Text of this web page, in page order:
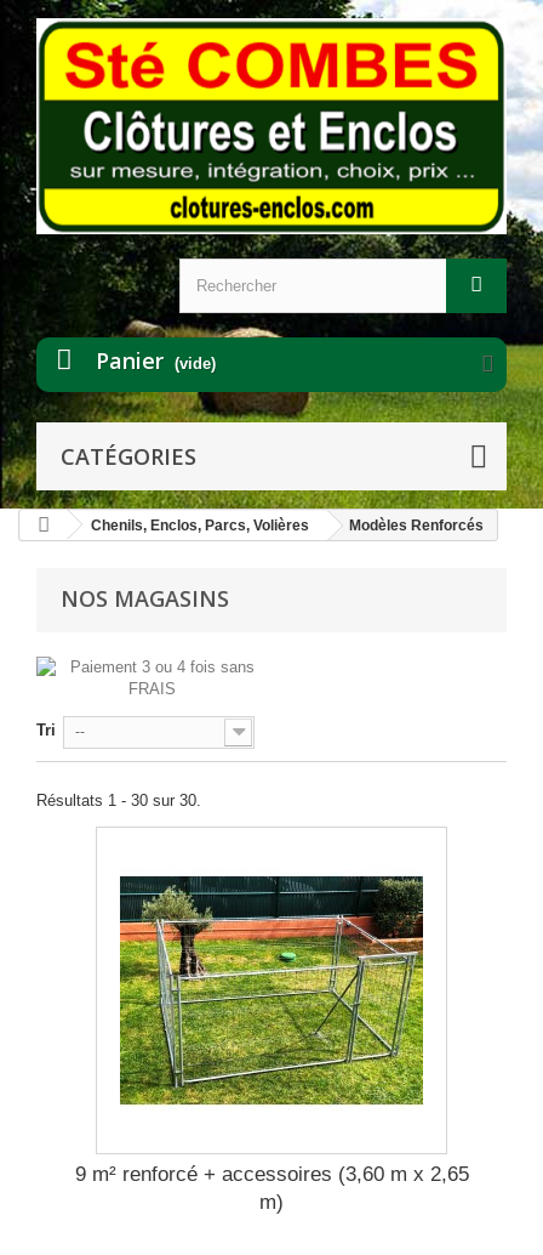
Panier (vide)
CATÉGORIES
Chenils, Enclos, Parcs, Volières Modèles Renforcés
NOS MAGASINS
Tri --
Résultats 1 - 30 sur 30.
9 m² renforcé + accessoires (3,60 m x 2,65
m)